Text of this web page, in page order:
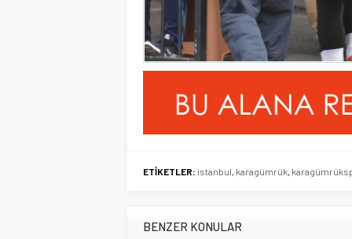
ETİKETLER: istanbul, karagümrük,
BENZER KONULAR